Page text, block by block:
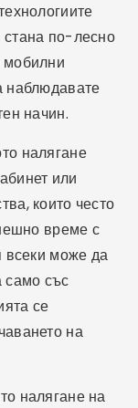
стана по-лесно
мобилни
наблюдавате
начин.
налягане
или
които често
време с
всеки може да
само със
се
на
налягане на